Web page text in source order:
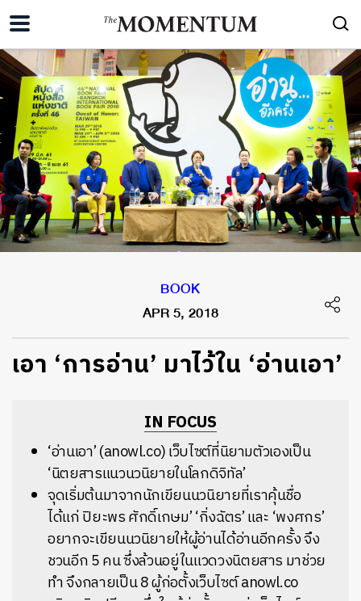
BOOK
APR 5, 2018
เอา ‘การอ่าน’ มาไว้ใน ‘อ่านเอา’
IN FOCUS
‘อ่านเอา’ (anowl.co) เว็บไซต์ที่นิยามตัวเองเป็น
‘นิตยสารแนวนวนิยายในโลกดิจิทัล’
จุดเริ่มต้นมาจากนักเขียนนวนิยายที่เราคุ้นชื่อ
ได้แก่ ปิยะพร ศักดิ์เกษม’ ‘กิ่งฉัตร’ และ ‘พงศกร’
อยากจะเขียนนวนิยายให้ผู้อ่านได้อ่านอีกครั้ง จึง
ชวนอีก 5 คน ซึ่งล้วนอยู่ในแวดวงนิตยสาร มาช่วย
ทำ จึงกลายเป็น 8 ผู้ก่อตั้งเว็บไซต์ anowl.co